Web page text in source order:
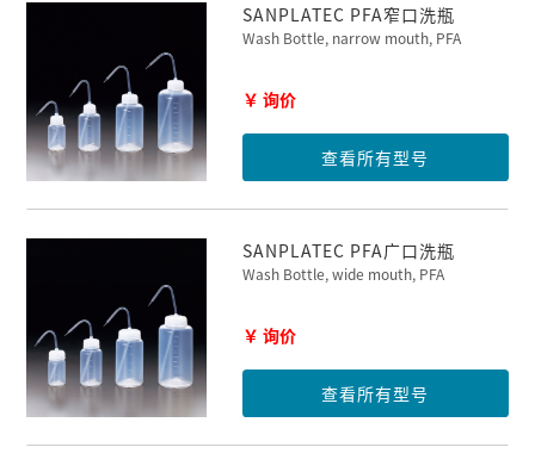
SANPLATEC PFA窄口洗瓶
Wash Bottle, narrow mouth, PFA
￥ 询价
查看所有型号
SANPLATEC PFA广口洗瓶
Wash Bottle, wide mouth, PFA
￥ 询价
查看所有型号